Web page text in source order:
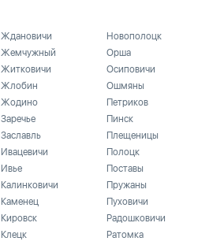
Ждановичи
Жемчужный
Житковичи
Жлобин
Жодино
Заречье
Заславль
Ивацевичи
Ивье
Калинковичи
Каменец
Кировск
Клецк
Новополоцк
Орша
Осиповичи
Ошмяны
Петриков
Пинск
Плещеницы
Полоцк
Поставы
Пружаны
Пуховичи
Радошковичи
Ратомка